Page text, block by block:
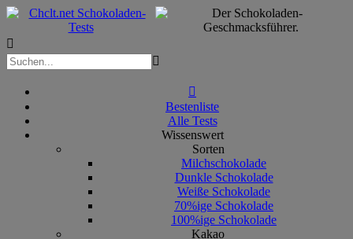



Bestenliste
Alle Tests
Wissenswert
Sorten
Milchschokolade
Dunkle Schokolade
Weiße Schokolade
70%ige Schokolade
100%ige Schokolade
Kakao